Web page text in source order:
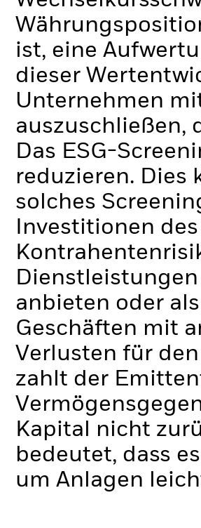
ist, eine
dieser
Unternehmen
auszuschließen,
Das ESG-
reduzieren. Dies
solches
Investitionen
anbieten oder
Geschäften mit
Verlusten für
zahlt der
Kapital nicht
bedeutet, dass
um Anlagen